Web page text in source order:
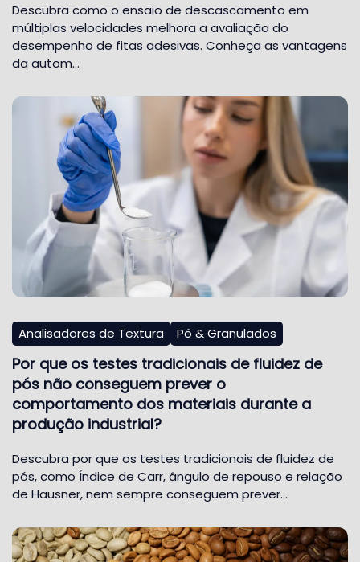
Descubra como o ensaio de descascamento em
múltiplas velocidades melhora a avaliação do
desempenho de fitas adesivas. Conheça as vantagens
da autom…
Analisadores de Textura Pó & Granulados
Por que os testes tradicionais de fluidez de
pós não conseguem prever o
comportamento dos materiais durante a
produção industrial?
Descubra por que os testes tradicionais de fluidez de
pós, como Índice de Carr, ângulo de repouso e relação
de Hausner, nem sempre conseguem prever…